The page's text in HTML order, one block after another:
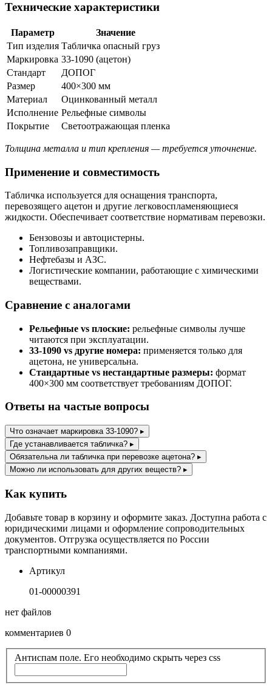
Технические характеристики
Параметр
Значение
Тип изделия Табличка опасный груз
Маркировка 33-1090 (ацетон)
Стандарт
ДОПОГ
Размер
400×300 мм
Материал
Оцинкованный металл
Исполнение Рельефные символы
Покрытие
Светоотражающая пленка
Толщина металла и тип крепления — требуется уточнение.
Применение и совместимость
Табличка используется для оснащения транспорта,
перевозящего ацетон и другие легковоспламеняющиеся
жидкости. Обеспечивает соответствие нормативам перевозки.
Бензовозы и автоцистерны.
Топливозаправщики.
Нефтебазы и АЗС.
Логистические компании, работающие с химическими
веществами.
Сравнение с аналогами
Рельефные vs плоские: рельефные символы лучше
читаются при эксплуатации.
33-1090 vs другие номера: применяется только для
ацетона, не универсальна.
Стандартные vs нестандартные размеры: формат
400×300 мм соответствует требованиям ДОПОГ.
Ответы на частые вопросы
Что означает маркировка 33-1090? ▸
Где устанавливается табличка? ▸
Обязательна ли табличка при перевозке ацетона? ▸
Можно ли использовать для других веществ? ▸
Как купить
Добавьте товар в корзину и оформите заказ. Доступна работа с
юридическими лицами и оформление сопроводительных
документов. Отгрузка осуществляется по России
транспортными компаниями.
Артикул
01-00000391
нет файлов
комментариев 0
Антиспам поле. Его необходимо скрыть через css